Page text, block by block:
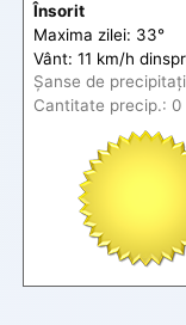
Însorit
Maxima zilei: 33°
Vânt: 11 km/h din
Șanse de precip
Cantitate precip.: 0